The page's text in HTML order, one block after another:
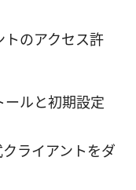
トのアクセス許
ールと初期設定
ライアントをダ